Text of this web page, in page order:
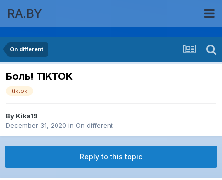
RA.BY
On different
Боль! TIKTOK
tiktok
By Kika19
December 31, 2020 in On different
Reply to this topic